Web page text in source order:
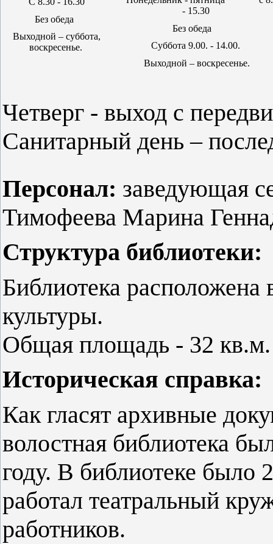
Без обеда
Выходной – суббота,
воскресенье.
- 15.30
Без обеда
Суббота 9.00. - 14.00.
Выходной – воскресенье.
Четверг - выход с
Санитарный день –
Персонал: заведующая
Тимофеева Марина
Структура библиотеки:
Библиотека
культуры.
Общая площадь - 32
Историческая справка:
Как гласят архивные
волостная библиотека
году. В библиотеке было
работал театральный
работников.